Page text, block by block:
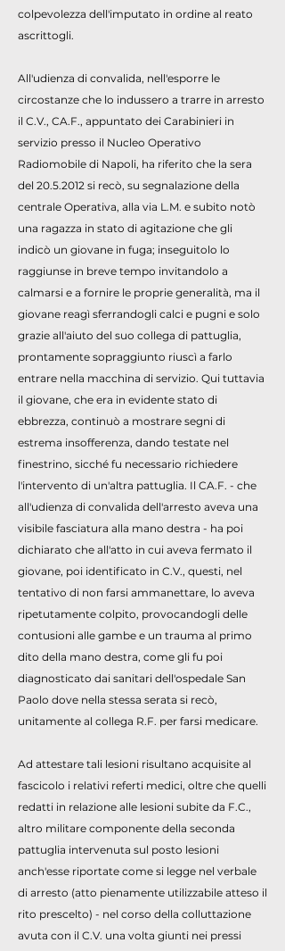
colpevolezza dell'imputato in ordine al reato
ascrittogli.
All'udienza di convalida, nell'esporre le
circostanze che lo indussero a trarre in arresto
il C.V., CA.F., appuntato dei Carabinieri in
servizio presso il Nucleo Operativo
Radiomobile di Napoli, ha riferito che la sera
del 20.5.2012 si recò, su segnalazione della
centrale Operativa, alla via L.M. e subito notò
una ragazza in stato di agitazione che gli
indicò un giovane in fuga; inseguitolo lo
raggiunse in breve tempo invitandolo a
calmarsi e a fornire le proprie generalità, ma il
giovane reagì sferrandogli calci e pugni e solo
grazie all'aiuto del suo collega di pattuglia,
prontamente sopraggiunto riuscì a farlo
entrare nella macchina di servizio. Qui tuttavia
il giovane, che era in evidente stato di
ebbrezza, continuò a mostrare segni di
estrema insofferenza, dando testate nel
finestrino, sicché fu necessario richiedere
l'intervento di un'altra pattuglia. Il CA.F. - che
all'udienza di convalida dell'arresto aveva una
visibile fasciatura alla mano destra - ha poi
dichiarato che all'atto in cui aveva fermato il
giovane, poi identificato in C.V., questi, nel
tentativo di non farsi ammanettare, lo aveva
ripetutamente colpito, provocandogli delle
contusioni alle gambe e un trauma al primo
dito della mano destra, come gli fu poi
diagnosticato dai sanitari dell'ospedale San
Paolo dove nella stessa serata si recò,
unitamente al collega R.F. per farsi medicare.
Ad attestare tali lesioni risultano acquisite al
fascicolo i relativi referti medici, oltre che quelli
redatti in relazione alle lesioni subite da F.C.,
altro militare componente della seconda
pattuglia intervenuta sul posto lesioni
anch'esse riportate come si legge nel verbale
di arresto (atto pienamente utilizzabile atteso il
rito prescelto) - nel corso della colluttazione
avuta con il C.V. una volta giunti nei pressi